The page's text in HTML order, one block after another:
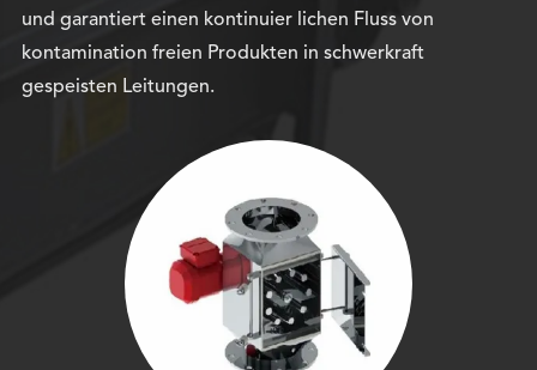
und garantiert einen kontinuier lichen Fluss von
kontamination freien Produkten in schwerkraft
gespeisten Leitungen.